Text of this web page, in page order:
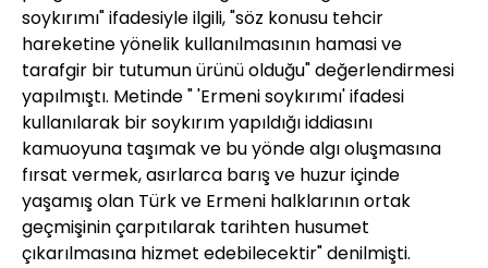
soykırımı" ifadesiyle ilgili, "söz konusu tehcir
hareketine yönelik kullanılmasının hamasi ve
tarafgir bir tutumun ürünü olduğu" değerlendirmesi
yapılmıştı. Metinde " 'Ermeni soykırımı' ifadesi
kullanılarak bir soykırım yapıldığı iddiasını
kamuoyuna taşımak ve bu yönde algı oluşmasına
fırsat vermek, asırlarca barış ve huzur içinde
yaşamış olan Türk ve Ermeni halklarının ortak
geçmişinin çarpıtılarak tarihten husumet
çıkarılmasına hizmet edebilecektir" denilmişti.